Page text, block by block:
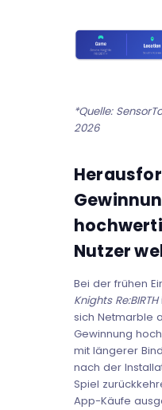
*Quelle:
2026
Nutzer
Bei der frühen
Knights Re:BIRTH
sich Netmarble
Gewinnung
mit längerer
nach der
Spiel
App-Käufe